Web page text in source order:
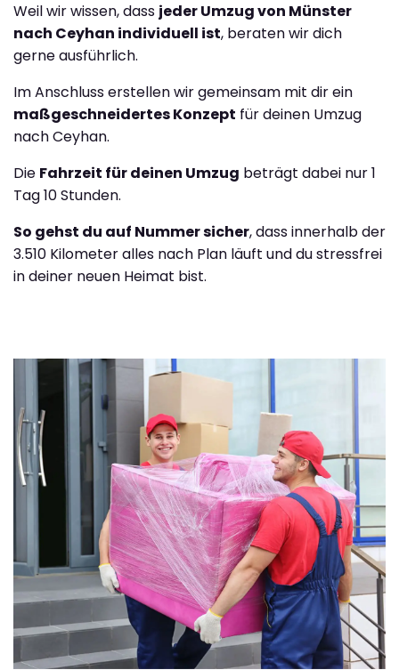
Weil wir wissen, dass jeder Umzug von Münster
nach Ceyhan individuell ist, beraten wir dich
gerne ausführlich.
Im Anschluss erstellen wir gemeinsam mit dir ein
maßgeschneidertes Konzept für deinen Umzug
nach Ceyhan.
Die Fahrzeit für deinen Umzug beträgt dabei nur 1
Tag 10 Stunden.
So gehst du auf Nummer sicher, dass innerhalb der
3.510 Kilometer alles nach Plan läuft und du stressfrei
in deiner neuen Heimat bist.